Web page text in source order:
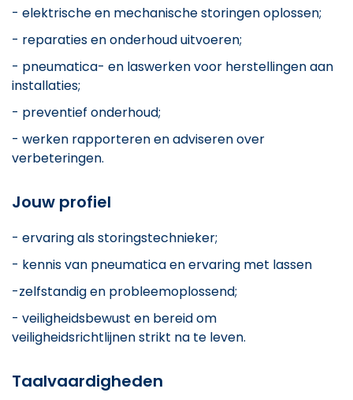
- elektrische en mechanische storingen oplossen;
- reparaties en onderhoud uitvoeren;
- pneumatica- en laswerken voor herstellingen aan
installaties;
- preventief onderhoud;
- werken rapporteren en adviseren over
verbeteringen.
Jouw profiel
- ervaring als storingstechnieker;
- kennis van pneumatica en ervaring met lassen
-zelfstandig en probleemoplossend;
- veiligheidsbewust en bereid om
veiligheidsrichtlijnen strikt na te leven.
Taalvaardigheden